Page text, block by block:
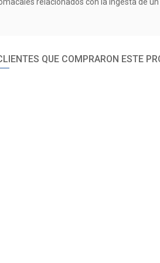
relacionados con la ingesta de
QUE COMPRARON ESTE